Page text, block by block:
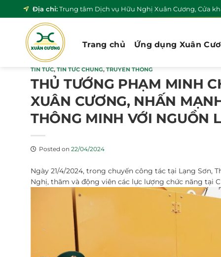
to
content
Địa chỉ:Trung tâm Dịch vụ Hữu Nghị Xuân Cương, Cửa
Trang chủ Ứng dụng Xuân
TIN TỨC, TIN TỨC CHUNG, TRUYỀN THÔNG
THỦ TƯỚNG PHẠM MINH
XUÂN CƯƠNG, NHẤN
THÔNG MINH VỚI NGUỒN
Posted on 22/04/2024
Ngày 21/4/2024, trong chuyến công tác tại Lạng Sơn,
Nghị, thăm và động viên các lực lượng chức năng tại